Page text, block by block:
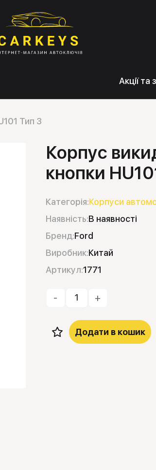
Акції та
Тип 3
Корпус
кнопки
Категорія:Корпуси
Наявність:В наявності
Бренд:Ford
Виробник:Китай
Артикул:1771
- +
Додати в кошик